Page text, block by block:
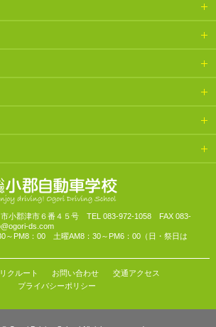
口県小郡自動車学校
市小郡津市６番４５号 TEL 083-972-1058 FAX 083-
ds.com
～PM8：00 土曜AM8：30～PM6：00（日・祭日は
リクルート お問い合わせ
交通アクセス
プライバシーポリシー